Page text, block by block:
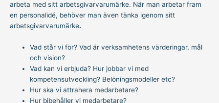
arbeta med sitt arbetsgivarvarumärke. När man arbetar fram
en personalidé, behöver man även tänka igenom sitt
arbetsgivarvarumärke.
Vad står vi för? Vad är verksamhetens värderingar, mål
och vision?
Vad kan vi erbjuda? Hur jobbar vi med
kompetensutveckling? Belöningsmodeller etc?
Hur ska vi attrahera medarbetare?
Hur bibehåller vi medarbetare?